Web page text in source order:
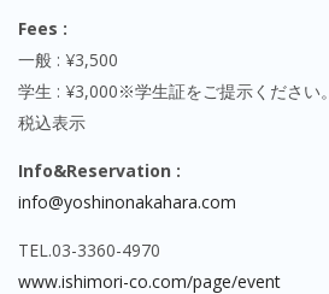
Fees :
一般 : ¥3,500
学生 : ¥3,000※学生証をご提示ください。
税込表示
Info&Reservation :
info@yoshinonakahara.com
TEL.03-3360-4970
www.ishimori-co.com/page/event